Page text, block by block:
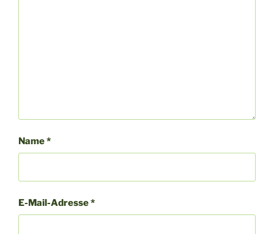
Name*
E-Mail-Adresse*